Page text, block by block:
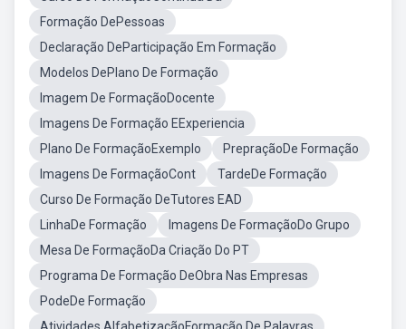
Formação DePessoas
Declaração DeParticipação Em Formação
Modelos DePlano De Formação
Imagem De FormaçãoDocente
Imagens De Formação EExperiencia
Plano De FormaçãoExemplo
PrepraçãoDe Formação
Imagens De FormaçãoCont
TardeDe Formação
Curso De Formação DeTutores EAD
LinhaDe Formação
Imagens De FormaçãoDo Grupo
Mesa De FormaçãoDa Criação Do PT
Programa De Formação DeObra Nas Empresas
PodeDe Formação